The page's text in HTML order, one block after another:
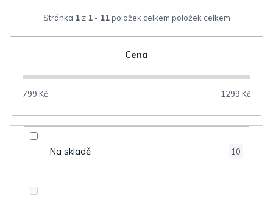
Stránka 1z 1- 11položek celkem
e
o
Cena
799 Kč 1299 Kč
Na skladě 10